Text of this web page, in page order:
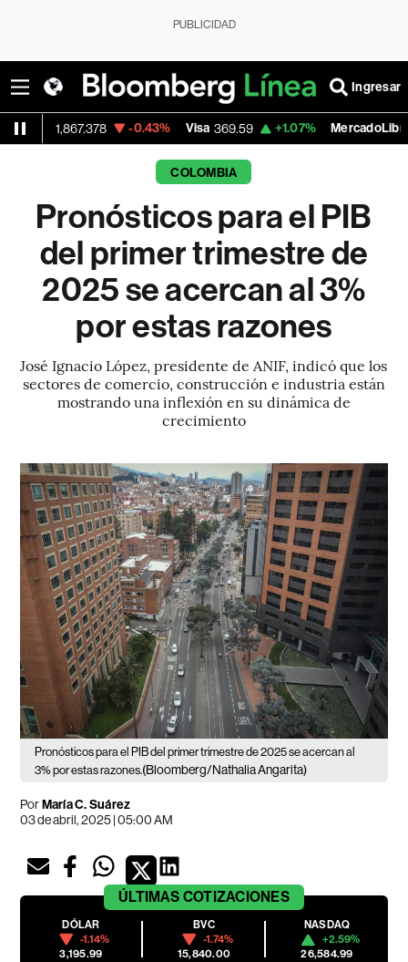
PUBLICIDAD
Ingresar
-0.43% Visa 369.59 +1.07% MercadoLibre 1,890.05
COLOMBIA
Pronósticos para el PIB
del primer trimestre de
2025 se acercan al 3%
por estas razones
José Ignacio López, presidente de ANIF, indicó que los
sectores de comercio, construcción e industria están
mostrando una inflexión en su dinámica de
crecimiento
Pronósticos para el PIB del primer trimestre de 2025 se acercan al
3% por estas razones.(Bloomberg/Nathalia Angarita)
PorMaría C. Suárez
03 de abril, 2025 | 05:00 AM
ÚLTIMAS COTIZACIONES
DÓLAR
-1.14%
3,195.99
BVC
-1.74%
15,840.00
NASDAQ
+2.59%
26,584.99